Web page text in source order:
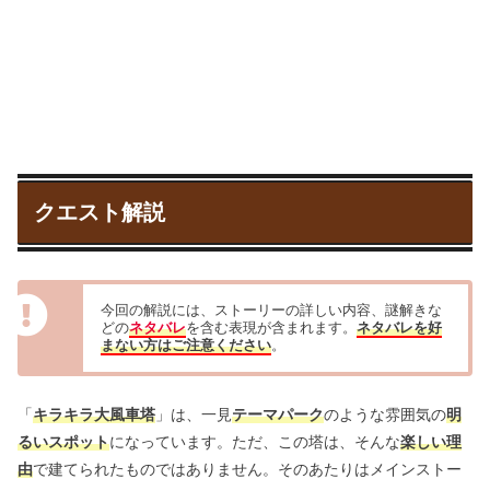
クエスト解説
今回の解説には、ストーリーの詳しい内容、謎解きな
どのネタバレを含む表現が含まれます。 ネタバレを好
まない方はご注意ください。
「キラキラ大風車塔 」は、一見テーマパークのような雰囲気の明
るいスポットになっています。ただ、この塔は、そんな楽しい理
由で建てられたものではありません。そのあたりはメインストー